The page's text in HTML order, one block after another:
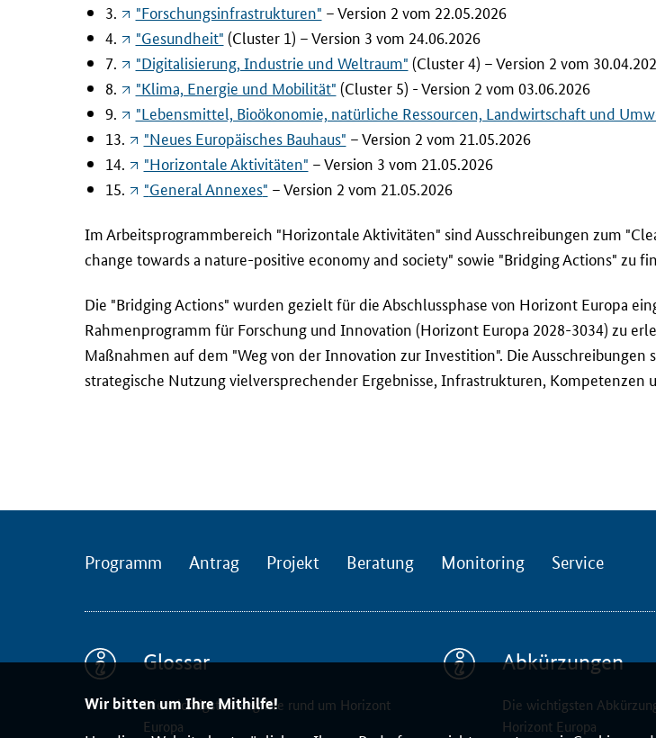
Wir bitten um Ihre Mithilfe!
s
s
i
o
n
v
e
r
f
f
n
t
l
c
n
u
s
s
i
3. "Forschungsinfrastrukturen" – Version 2 vom 22.05.2026
4.
"Gesundheit" (Cluster 1) – Version 3 vom 24.06.2026
7.
"Digitalisierung, Industrie und Weltraum" (Cluster 4) – Version 2 vom
8.
"Klima, Energie und Mobilität" (Cluster 5) - Version 2 vom 03.06.2026
9.
"Lebensmittel, Bioökonomie, natürliche Ressourcen, Landwirtschaft und
13.
"Neues Europäisches Bauhaus" – Version 2 vom 21.05.2026
14.
"Horizontale Aktivitäten" – Version 3 vom 21.05.2026
15.
"General Annexes" – Version 2 vom 21.05.2026
Im Arbeitsprogrammbereich "Horizontale Aktivitäten" sind Ausschreibungen zum
change towards a nature-positive economy and society" sowie "Bridging Actions" zu
Die "Bridging Actions" wurden gezielt für die Abschlussphase von Horizont Europa
Rahmenprogramm für Forschung und Innovation (Horizont Europa 2028-3034) zu
Maßnahmen auf dem "Weg von der Innovation zur Investition". Die
strategische Nutzung vielversprechender Ergebnisse, Infrastrukturen, Kompetenzen
Programm Antrag Projekt Beratung Monitoring Service
Glossar
Die wichtigsten Begriffe rund um Horizont
Europa
Abkürzungen
Die wichtigsten
Horizont Europa